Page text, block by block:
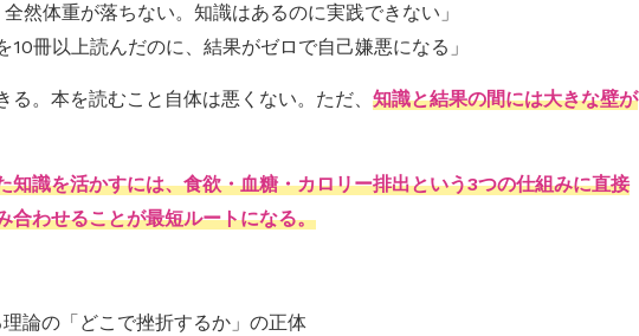
然体重が落ちない。知識はあるのに実践できない」
10冊以上読んだのに、結果がゼロで自己嫌悪になる」
る。本を読むこと自体は悪くない。ただ、 知識と結果の間には大きな壁が
知識を活かすには、食欲・血糖・カロリー排出という3つの仕組みに直接
合わせることが最短ルートになる。
論の「どこで挫折するか」の正体